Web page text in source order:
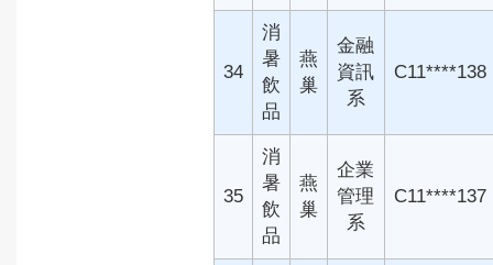
34
消
暑
飲
品
燕
巢
金融
資訊
系
C11****138
35
消
暑
飲
品
燕
巢
企業
管理
系
C11****137